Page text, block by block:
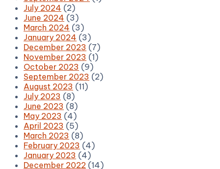
July 2024 (2)
June 2024 (3)
March 2024 (3)
January 2024 (3)
December 2023 (7)
November 2023 (1)
October 2023 (9)
September 2023 (2)
August 2023 (11)
July 2023 (8)
June 2023 (8)
May 2023 (4)
April 2023 (5)
March 2023 (8)
February 2023 (4)
January 2023 (4)
December 2022 (14)